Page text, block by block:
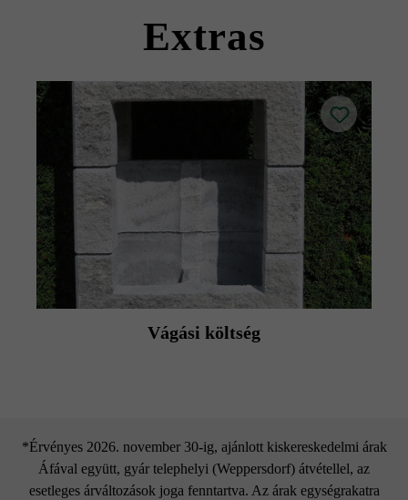
Extras
Vágási költség
*Érvényes 2026. november 30-ig, ajánlott kiskereskedelmi árak
Áfával együtt, gyár telephelyi (Weppersdorf) átvétellel, az
esetleges árváltozások joga fenntartva. Az árak egységrakatra